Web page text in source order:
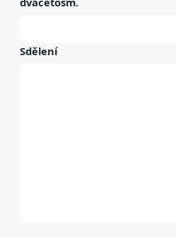
Sdělení